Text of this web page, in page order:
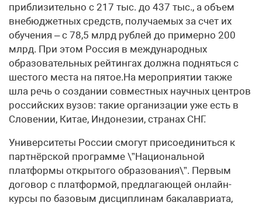
приблизительно с 217 тыс. до 437 тыс., а объем
внебюджетных средств, получаемых за счет их
обучения – с 78,5 млрд рублей до примерно 200
млрд. При этом Россия в международных
образовательных рейтингах должна подняться с
шестого места на пятое.На мероприятии также
шла речь о создании совместных научных центров
российских вузов: такие организации уже есть в
Словении, Китае, Индонезии, странах СНГ.
Университеты России смогут присоединиться к
партнёрской программе \”Национальной
платформы открытого образования\”. Первым
договор с платформой, предлагающей онлайн-
курсы по базовым дисциплинам бакалавриата,